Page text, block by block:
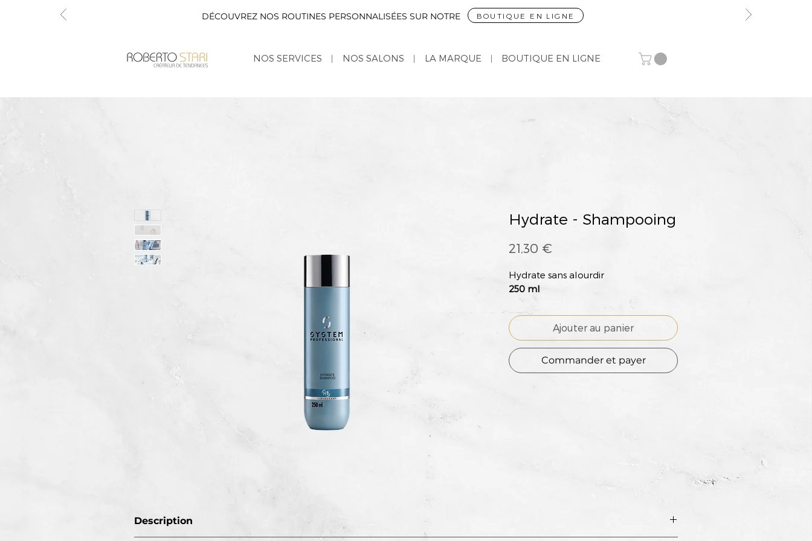
DÉCOUVREZ NOS ROUTINES PERSONNALISÉES SUR NOTRE BOUTIQUE EN LIGNE
NOS SERVICES NOS SALONS LA MARQUE BOUTIQUE EN LIGNE
Hydrate - Shampooing
21,30 €
Hydrate sans alourdir
250 ml
Ajouter au panier
Commander et payer
Description